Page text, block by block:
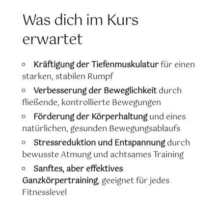
Was dich im Kurs
erwartet
Kräftigung der Tiefenmuskulaturfür einen
starken, stabilen Rumpf
Verbesserung der Beweglichkeitdurch
fließende, kontrollierte Bewegungen
Förderung der Körperhaltungund eines
natürlichen, gesunden Bewegungsablaufs
Stressreduktion und Entspannungdurch
bewusste Atmung und achtsames Training
Sanftes, aber effektives
Ganzkörpertraining, geeignet für jedes
Fitnesslevel